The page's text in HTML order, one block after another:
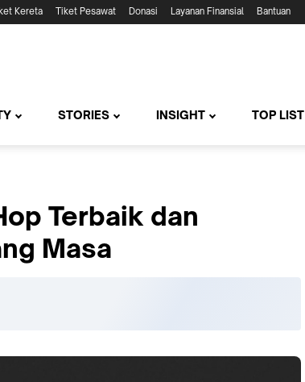
Kereta Tiket Pesawat Donasi Layanan Finansial Bantuan
STORIES INSIGHT TOP LIST
Terbaik dan
Masa